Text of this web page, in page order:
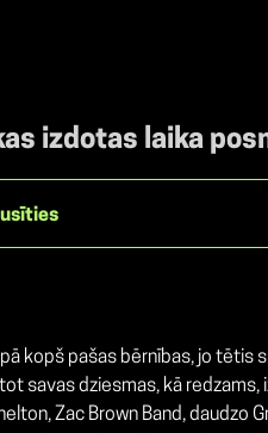
izdotas laika
kopš pašas bērnības, jo tētis
savas dziesmas, kā redzams,
Zac Brown Band,